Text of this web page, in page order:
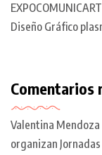
Diseño Gráfico
Comentarios
Valentina Mendoza
organizan